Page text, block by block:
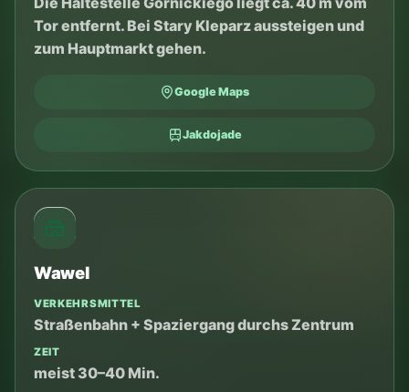
der Altstadt.
VERKEHRSMITTEL
Auto, Zug oder lokale Tour
ZEIT
meist halber Tag
Eintrittszeiten und Tickets vorher prüfen. Eine